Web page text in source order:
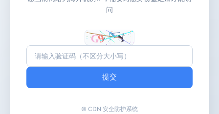
问
提交
© CDN 安全防护系统